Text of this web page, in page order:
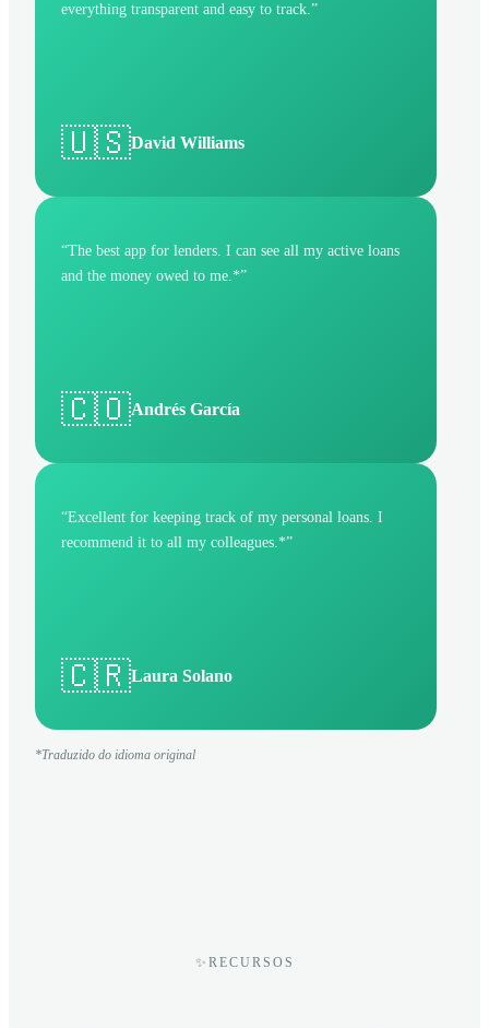
everything transparent and easy to track.”
🇺🇸David Williams
“The best app for lenders. I can see all my active loans
and the money owed to me.*”
🇨🇴Andrés García
“Excellent for keeping track of my personal loans. I
recommend it to all my colleagues.*”
🇨🇷Laura Solano
*Traduzido do idioma original
✨ RECURSOS